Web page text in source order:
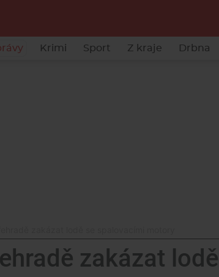
Krimi Sport Z kraje Drbna
zakázat lodě